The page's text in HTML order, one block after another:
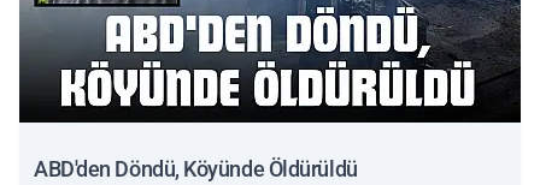
ABD'den Döndü, Köyünde Öldürüldü